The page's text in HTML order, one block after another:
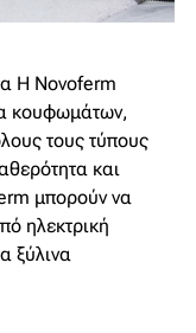
Η Novoferm
κουφωμάτων,
τους τύπους
και
μπορούν να
ηλεκτρική
ξύλινα